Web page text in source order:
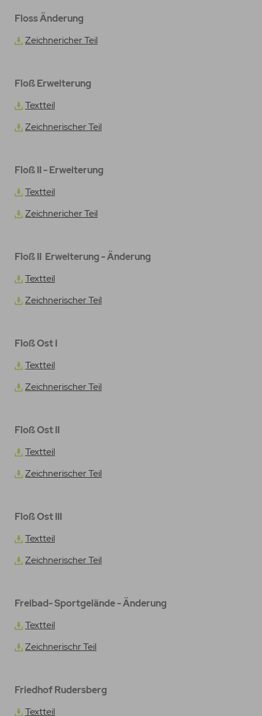
Floss Änderung
Zeichnericher Teil
Floß Erweiterung
Textteil
Zeichnerischer Teil
Floß II - Erweiterung
Textteil
Zeichnericher Teil
Floß II Erweiterung - Änderung
Textteil
Zeichnerischer Teil
Floß Ost I
Textteil
Zeichnerischer Teil
Floß Ost II
Textteil
Zeichnerischer Teil
Floß Ost III
Textteil
Zeichnerischer Teil
Freibad- Sportgelände - Änderung
Textteil
Zeichnerischr Teil
Friedhof Rudersberg
Textteil